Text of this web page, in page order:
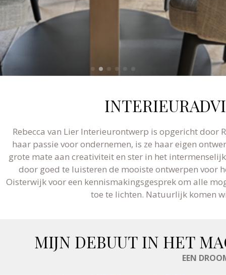
Rebecca van Lier Interieurontwerp is opgericht door
haar passie voor ondernemen, is ze haar eigen
grote mate aan creativiteit en ster in het
door goed te luisteren de mooiste ontwerpen voor
Oisterwijk voor een kennismakingsgesprek om alle
toe te lichten. Natuurlijk komen
MIJN DEBUUT IN HET
EEN